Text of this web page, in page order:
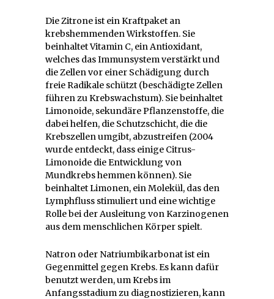
Die Zitrone ist ein Kraftpaket an
krebshemmenden Wirkstoffen. Sie
beinhaltet Vitamin C, ein Antioxidant,
welches das Immunsystem verstärkt und
die Zellen vor einer Schädigung durch
freie Radikale schützt (beschädigte Zellen
führen zu Krebswachstum). Sie beinhaltet
Limonoide, sekundäre Pflanzenstoffe, die
dabei helfen, die Schutzschicht, die die
Krebszellen umgibt, abzustreifen (2004
wurde entdeckt, dass einige Citrus-
Limonoide die Entwicklung von
Mundkrebs hemmen können). Sie
beinhaltet Limonen, ein Molekül, das den
Lymphfluss stimuliert und eine wichtige
Rolle bei der Ausleitung von Karzinogenen
aus dem menschlichen Körper spielt.
Natron oder Natriumbikarbonat ist ein
Gegenmittel gegen Krebs. Es kann dafür
benutzt werden, um Krebs im
Anfangsstadium zu diagnostizieren, kann